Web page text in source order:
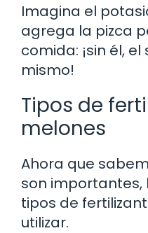
Imagina el
agrega la pizca
comida: ¡sin él,
mismo!
Tipos de
melones
Ahora que
son importantes,
tipos de
utilizar.